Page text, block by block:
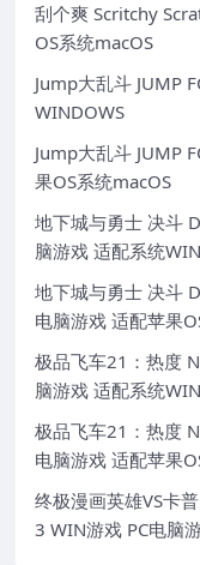
刮个爽 Scritchy
OS系统macOS
Jump大乱斗 JUMP
WINDOWS
Jump大乱斗 JUMP
果OS系统macOS
地下城与勇士 决斗
脑游戏 适配系统
地下城与勇士 决斗
电脑游戏 适配苹果
极品飞车21：热度
脑游戏 适配系统
极品飞车21：热度
电脑游戏 适配苹果
终极漫画英雄VS卡
3 WIN游戏 PC电脑